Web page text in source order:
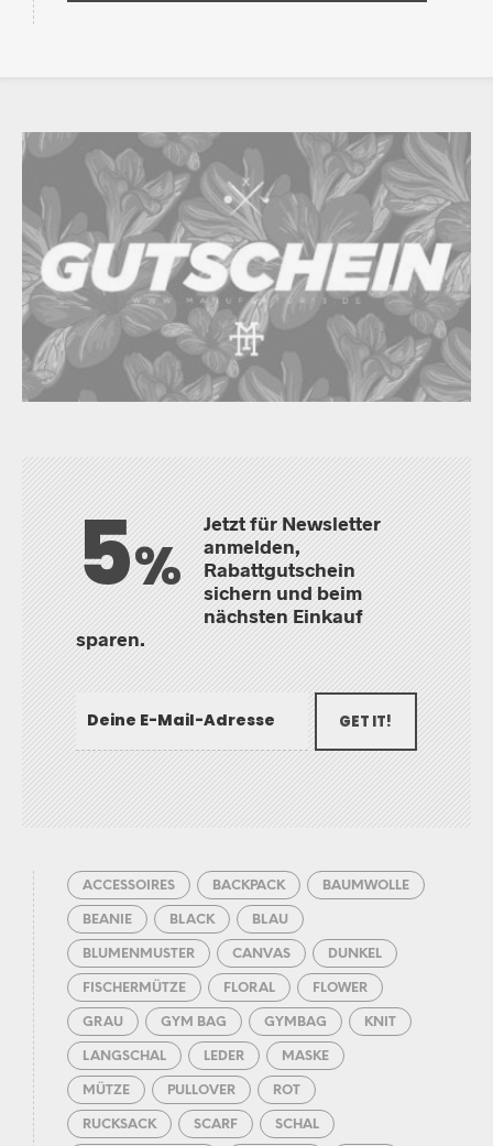
5%
Jetzt für Newsletter
anmelden,
Rabattgutschein
sichern und beim
nächsten Einkauf
sparen.
GET IT!
ACCESSOIRES BACKPACK BAUMWOLLE
BEANIE BLACK BLAU
BLUMENMUSTER CANVAS DUNKEL
FISCHERMÜTZE FLORAL FLOWER
GRAU GYM BAG GYMBAG KNIT
LANGSCHAL LEDER MASKE
MÜTZE PULLOVER ROT
RUCKSACK SCARF SCHAL